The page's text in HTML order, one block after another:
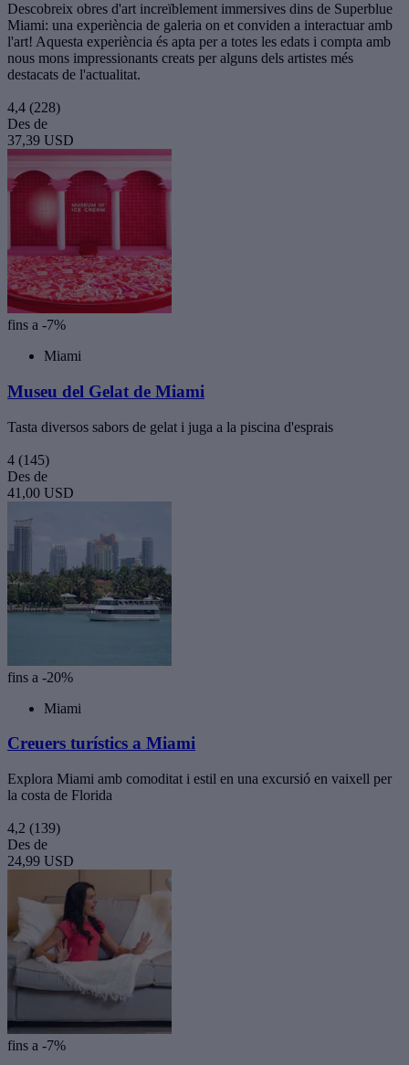
Descobreix obres d'art increïblement immersives dins de Superblue
Miami: una experiència de galeria on et conviden a interactuar amb
l'art! Aquesta experiència és apta per a totes les edats i compta amb
nous mons impressionants creats per alguns dels artistes més
destacats de l'actualitat.
4,4 (228)
Des de
37,39 USD
fins a -7%
Miami
Museu del Gelat de Miami
Tasta diversos sabors de gelat i juga a la piscina d'esprais
4 (145)
Des de
41,00 USD
fins a -20%
Miami
Creuers turístics a Miami
Explora Miami amb comoditat i estil en una excursió en vaixell per
la costa de Florida
4,2 (139)
Des de
24,99 USD
fins a -7%